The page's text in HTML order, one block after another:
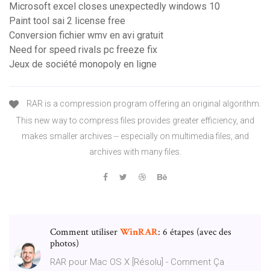
Microsoft excel closes unexpectedly windows 10
Paint tool sai 2 license free
Conversion fichier wmv en avi gratuit
Need for speed rivals pc freeze fix
Jeux de société monopoly en ligne
RAR is a compression program offering an original algorithm.
This new way to compress files provides greater efficiency, and
makes smaller archives -- especially on multimedia files, and
archives with many files.
Comment utiliserWinRAR: 6 étapes (avec des
photos)
RAR pour Mac OS X [Résolu] - Comment Ça